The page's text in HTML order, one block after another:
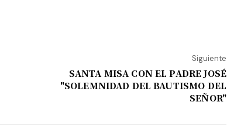
Siguiente
SANTA MISA CON EL PADRE JOSÉ
"SOLEMNIDAD DEL BAUTISMO DEL
SEÑOR"